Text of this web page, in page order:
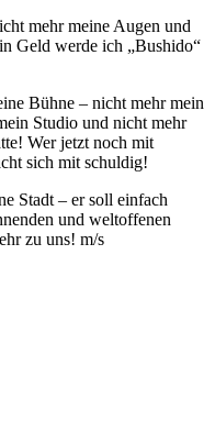
mehr meine Augen und
Geld werde ich „Bushido“
Bühne – nicht mehr mein
Studio und nicht mehr
Wer jetzt noch mit
sich mit schuldig!
Stadt – er soll einfach
und weltoffenen
zu uns! m/s